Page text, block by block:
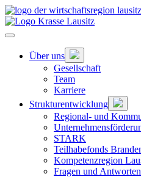
Zum
Hauptinhalt
springen
Hauptnavigation
Über uns
Untermenü
öffnen
Gesellschaft
Team
Karriere
Strukturentwicklung
öffnen
Regional- und
STARK
Teilhabefonds
Kompetenzregion
Fragen und Antworten